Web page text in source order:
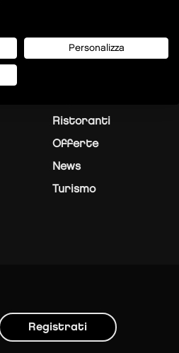
Ristoranti
Offerte
News
Turismo
Registrati
Personalizza